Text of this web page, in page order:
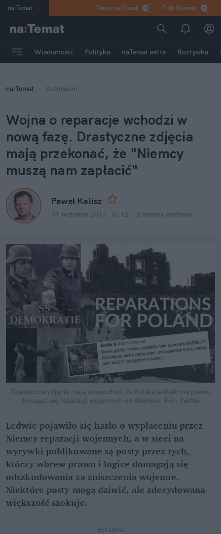
na:Temat
Poland
mama
Rozrywka
Twoje na:Temat Tryb Ciemny
Wiadomości Polityka naTemat extra Rozrywka
na:Temat Archiwum
Wojna o reparacje wchodzi w
nową fazę. Drastyczne zdjęcia
mają przekonać, że "Niemcy
muszą nam zapłacić"
Paweł Kalisz
01 września 2017, 16:12 2 minuty czytania
Drastyczne zdjęcia mają udowodnić, że Polska jednak ma prawo
domagać się reparacji wojennych od Niemiec. Fot: Twitter
Ledwie pojawiło się hasło o wypłaceniu przez
Niemcy reparacji wojennych, a w sieci na
wyrywki publikowane są posty przez tych,
którzy wbrew prawu i logice domagają się
odszkodowania za zniszczenia wojenne.
Niektóre posty mogą dziwić, ale zdecydowana
większość szokuje.
REKLAMA